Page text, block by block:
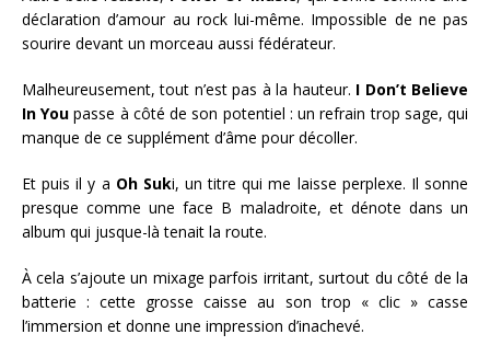
déclaration d’amour au rock lui-même. Impossible de ne pas
sourire devant un morceau aussi fédérateur.
Malheureusement, tout n’est pas à la hauteur. I Don’t Believe
In You passe à côté de son potentiel : un refrain trop sage, qui
manque de ce supplément d’âme pour décoller.
Et puis il y a Oh Suki, un titre qui me laisse perplexe. Il sonne
presque comme une face B maladroite, et dénote dans un
album qui jusque-là tenait la route.
À cela s’ajoute un mixage parfois irritant, surtout du côté de la
batterie : cette grosse caisse au son trop « clic » casse
l’immersion et donne une impression d’inachevé.